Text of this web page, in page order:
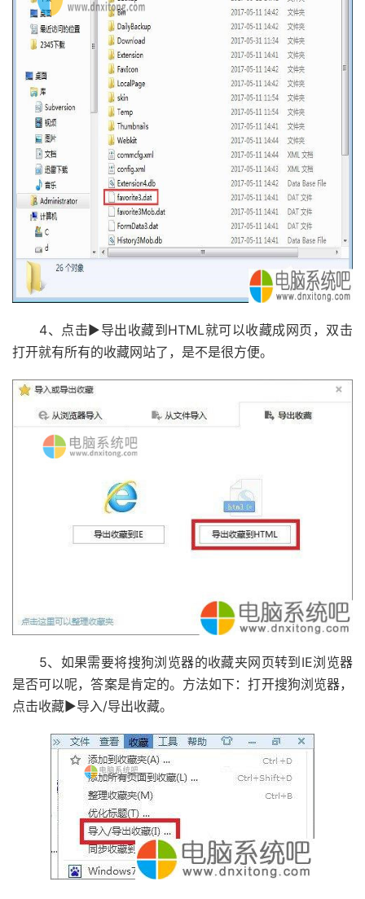
4、点击▶导出收藏到HTML就可以收藏成网页，双击
打开就有所有的收藏网站了，是不是很方便。
5、如果需要将搜狗浏览器的收藏夹网页转到IE浏览器
是否可以呢，答案是肯定的。方法如下：打开搜狗浏览器，
点击收藏▶导入/导出收藏。